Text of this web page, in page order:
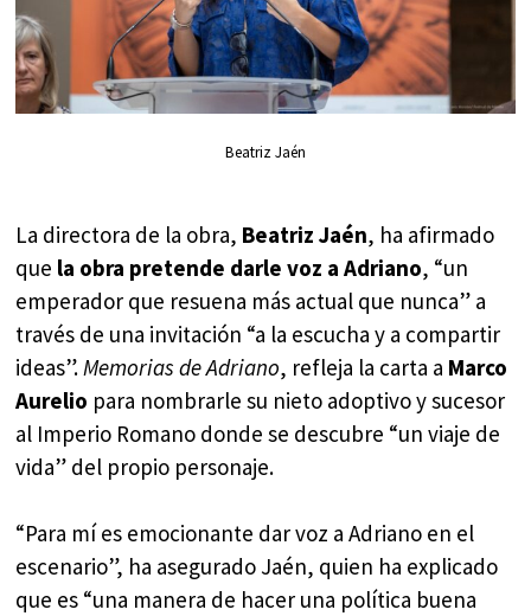
Beatriz Jaén
La directora de la obra, Beatriz Jaén, ha afirmado
que la obra pretende darle voz a Adriano, “un
emperador que resuena más actual que nunca” a
través de una invitación “a la escucha y a compartir
ideas”. Memorias de Adriano, refleja la carta a Marco
Aurelio para nombrarle su nieto adoptivo y sucesor
al Imperio Romano donde se descubre “un viaje de
vida” del propio personaje.
“Para mí es emocionante dar voz a Adriano en el
escenario”, ha asegurado Jaén, quien ha explicado
que es “una manera de hacer una política buena